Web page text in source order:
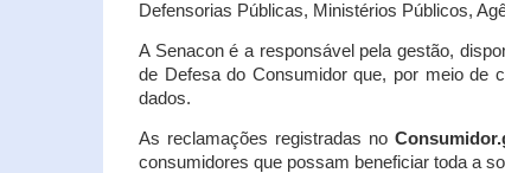
Defensorias Públicas, Ministérios Públicos,
A Senacon é a responsável pela gestão,
de Defesa do Consumidor que, por meio de
dados.
As reclamações registradas no
consumidores que possam beneficiar toda a